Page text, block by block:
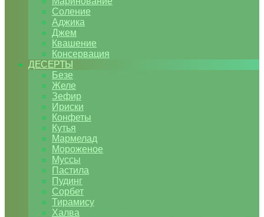
Соление
Аджика
Джем
Квашение
Консервация
ДЕСЕРТЫ
Безе
Желе
Зефир
Ириски
Конфеты
Кутья
Мармелад
Мороженое
Муссы
Пастила
Пудинг
Сорбет
Тирамису
Халва